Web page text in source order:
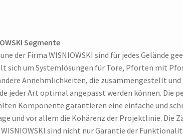
Segmente
der Firma WISNIOWSKI sind für jedes Gelände
sich um Systemlösungen für Tore, Pforten mit
Annehmlichkeiten, die zusammengestellt und
jeder Art optimal angepasst werden können. Die
Komponente garantieren eine einfache und
und vor allem die Kohärenz der Projektlinie. Die
sind nicht nur Garantie der